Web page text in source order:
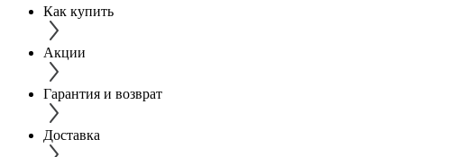
Как купить
Акции
Гарантия и возврат
Доставка